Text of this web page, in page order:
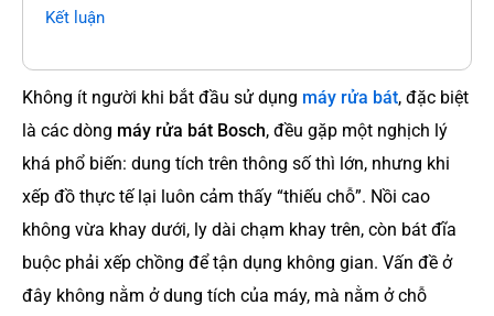
Kết luận
Không ít người khi bắt đầu sử dụng máy rửa bát, đặc biệt
là các dòng máy rửa bát Bosch, đều gặp một nghịch lý
khá phổ biến: dung tích trên thông số thì lớn, nhưng khi
xếp đồ thực tế lại luôn cảm thấy “thiếu chỗ”. Nồi cao
không vừa khay dưới, ly dài chạm khay trên, còn bát đĩa
buộc phải xếp chồng để tận dụng không gian. Vấn đề ở
đây không nằm ở dung tích của máy, mà nằm ở chỗ